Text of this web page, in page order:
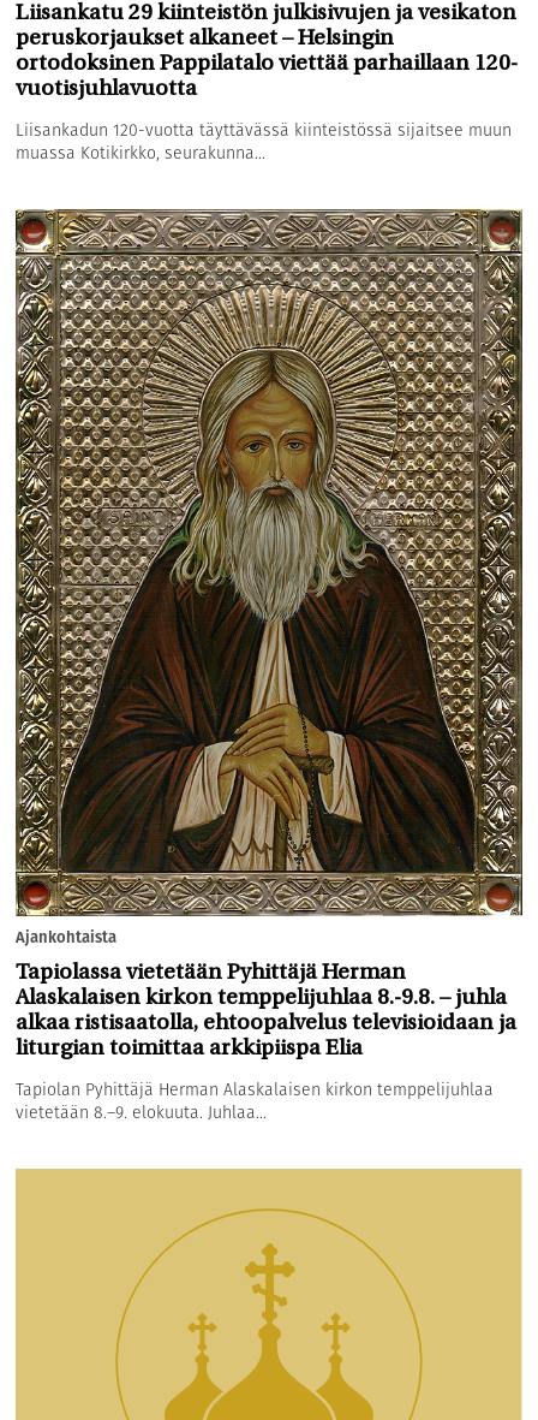
Liisankatu 29 kiinteistön julkisivujen ja vesikaton
peruskorjaukset alkaneet – Helsingin
ortodoksinen Pappilatalo viettää parhaillaan 120-
vuotisjuhlavuotta
Liisankadun 120-vuotta täyttävässä kiinteistössä sijaitsee muun
muassa Kotikirkko, seurakunna...
Ajankohtaista
Tapiolassa vietetään Pyhittäjä Herman
Alaskalaisen kirkon temppelijuhlaa 8.-9.8. – juhla
alkaa ristisaatolla, ehtoopalvelus televisioidaan ja
liturgian toimittaa arkkipiispa Elia
Tapiolan Pyhittäjä Herman Alaskalaisen kirkon temppelijuhlaa
vietetään 8.–9. elokuuta. Juhlaa...